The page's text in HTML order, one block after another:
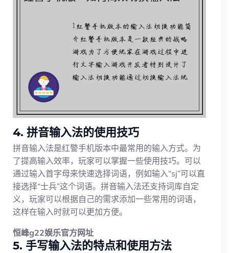
4. 拼音输入法的使用技巧
拼音输入法是红警手机版本中最常用的输入方式。为
了提高输入效率，玩家可以掌握一些使用技巧。可以
通过输入首字母来快速选择词语，例如输入“sj”可以直
接选择“士兵”这个词语。拼音输入法还支持词库自定
义，玩家可以根据自己的需求添加一些常用的词语，
这样在输入时就可以更加方便。
恒峰g22娱乐官方网址
5. 手写输入法的特点和使用方法